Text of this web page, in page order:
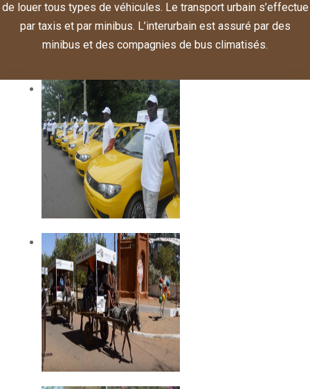
de louer tous types de véhicules. Le transport urbain s’effectue
par taxis et par minibus. L’interurbain est assuré par des
minibus et des compagnies de bus climatisés.